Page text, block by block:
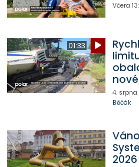
Včera
01:33
4.
Běčák
2026